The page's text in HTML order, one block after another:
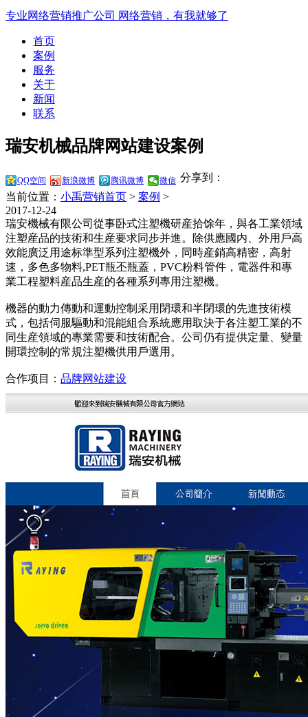
专业网络营销推广公司 网络营销，有我就够了
首页
案例
服务
关于
新闻
联系
瑞安机械品牌网站建设案例
分享到：
QQ空间 新浪微博 腾讯微博 微信
当前位置： 小禹营销首页 > 案例 >
2017-12-24
瑞安機械有限公司從事卧式注塑機研産拾馀年，與各工業領域
注塑産品的技術和生産要求同步并進。除供應國内、外用戶高
效能廣泛用途标準型系列注塑機外，同時産銷高精密，高射
速，多色多物料,PET瓶丕瓶蓋，PVC粉料管件，電器件和專
業工程塑料産品生産的各種系列專用注塑機。
機器的動力傳動和運動控制采用閉環和半閉環的先進技術模
式，包括伺服驅動和混能組合系統應用取決于各注塑工業的不
同生産領域的專業需要和技術配合。公司仍有提供定量、變量
開環控制的常規注塑機供用戶選用。
合作项目： 品牌网站建设